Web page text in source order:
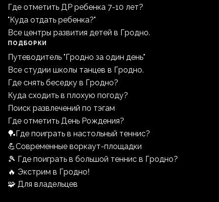
Где отметить ДР ребенка 7-10 лет?
"Куда отдать ребенка?"
Все центры развития детей в Гродно.
ПОДБОРКИ
Путеводитель "Гродно за один день"
Все студии школы танцев в Гродно.
Где снять беседку в Гродно?
Куда сходить в плохую погоду?
Поиск развлечений по тэгам
Где отметить День Рождения?
🏓Где поиграть в настольный теннис?
💪Современные воркаут-площадки
🎾 Где поиграть в большой теннис в Гродно?
🔥 Экстрим в Гродно!
🧩 Для владельцев